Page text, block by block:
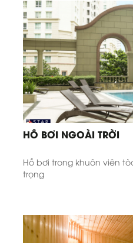
HỒ BƠI NGOÀI TRỜI
Hồ bơi trong khuôn viên
trọng